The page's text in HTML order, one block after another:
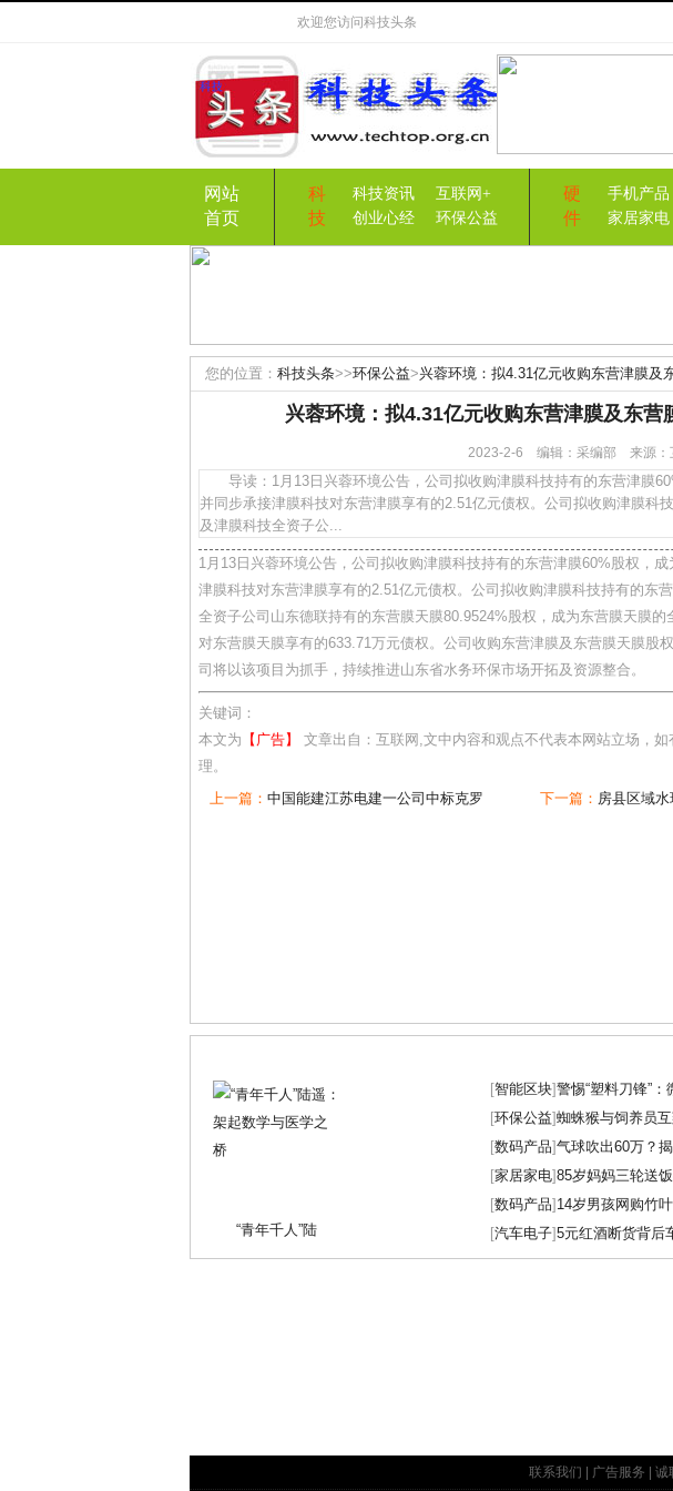
欢迎您访问科技头条
网站
首页
科
技
科技资讯
互联网+
创业心经
环保公益
硬
件
手机产品
家居家电
您的位置： 科技头条>>环保公益>兴蓉环境：拟4.31亿元收购东营津膜及
兴蓉环境：拟4.31亿元收购东营津膜及东营
2023-2-6 编辑：采编部 来源
导读：1月13日兴蓉环境公告，公司拟收购津膜科技持有的东营津膜
并同步承接津膜科技对东营津膜享有的2.51亿元债权。公司拟收购津膜科
及津膜科技全资子公...
1月13日兴蓉环境公告，公司拟收购津膜科技持有的东营津膜60%股权，
津膜科技对东营津膜享有的2.51亿元债权。公司拟收购津膜科技持有的东
全资子公司山东德联持有的东营膜天膜80.9524%股权，成为东营膜天膜
对东营膜天膜享有的633.71万元债权。公司收购东营津膜及东营膜天膜股
司将以该项目为抓手，持续推进山东省水务环保市场开拓及资源整合。
关键词：
本文为 【广告】
文章出自：互联网,文中内容和观点不代表本网站立场，
理。
上一篇： 中国能建江苏电建一公司中标克罗 下一篇： 房县区域
“青年千人”陆
[智能区块]警惕“塑料刀锋”
[环保公益]蜘蛛猴与饲养员
[数码产品]气球吹出60万？
[家居家电]85岁妈妈三轮送
[数码产品] 14岁男孩网购竹
[汽车电子]5元红酒断货背后
联系我们 广告服务 诚